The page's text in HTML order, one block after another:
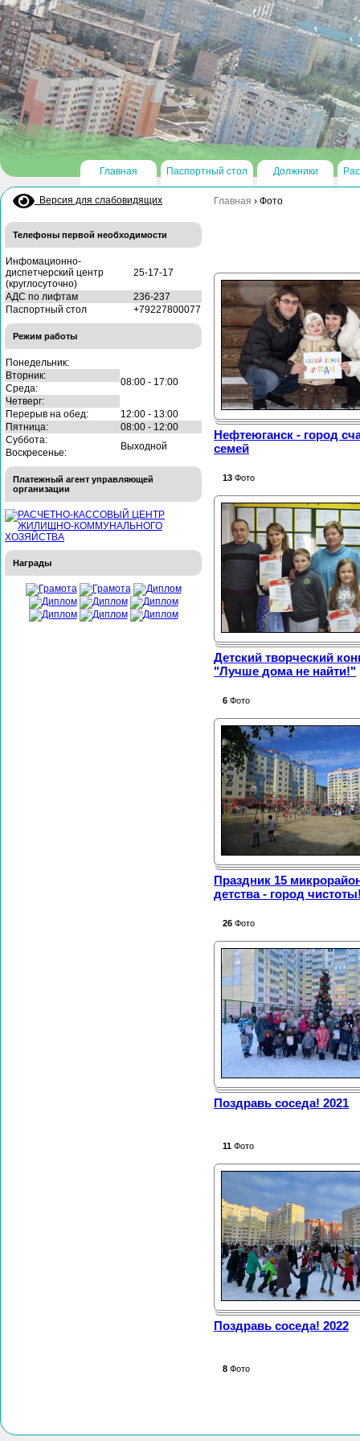
Главная Паспортный стол Должники
Версия для слабовидящих
Телефоны первой необходимости
Инфомационно-
диспетчерский центр
(круглосуточно)
25-17-17
АДС по лифтам
236-237
Паспортный стол
+79227800077
Режим работы
Понедельник:
08:00 - 17:00
Вторник:
Среда:
Четверг:
Перерыв на обед:
12:00 - 13:00
Пятница:
08:00 - 12:00
Суббота:
Выходной
Воскресенье:
Платежный агент управляющей
организации
Награды
Главная › Фото
Нефтеюганск - город
семей
13 Фото
Детский творческий
"Лучше дома не найти!"
6 Фото
Праздник 15
детства - город
26 Фото
Поздравь соседа! 2021
11 Фото
Поздравь соседа! 2022
8 Фото